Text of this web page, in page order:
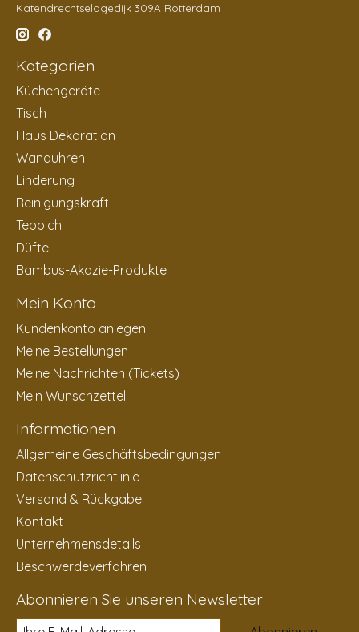
Katendrechtselagedijk 309A Rotterdam
Kategorien
Küchengeräte
Tisch
Haus Dekoration
Wanduhren
Linderung
Reinigungskraft
Teppich
Düfte
Bambus-Akazie-Produkte
Mein Konto
Kundenkonto anlegen
Meine Bestellungen
Meine Nachrichten (Tickets)
Mein Wunschzettel
Informationen
Allgemeine Geschäftsbedingungen
Datenschutzrichtlinie
Versand & Rückgabe
Kontakt
Unternehmensdetails
Beschwerdeverfahren
Abonnieren Sie unseren Newsletter